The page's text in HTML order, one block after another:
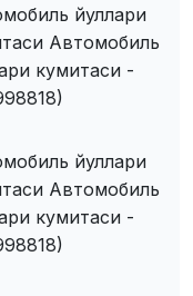
йуллари
Автомобиль
кумитаси -
йуллари
Автомобиль
кумитаси -